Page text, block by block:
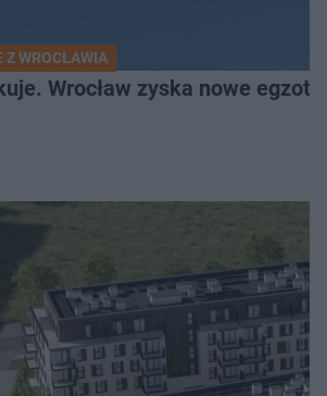
Z WROCŁAWIA
Wrocław zyska nowe